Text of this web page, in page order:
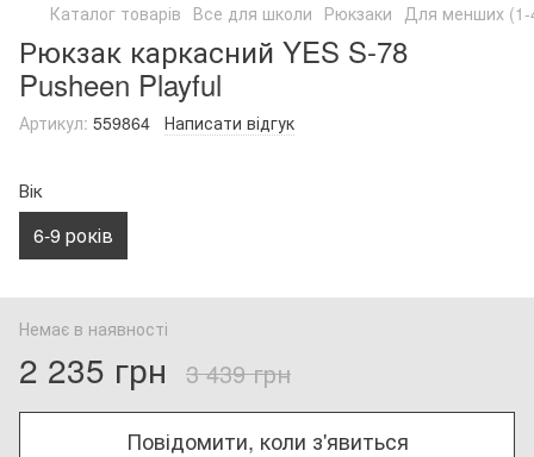
Каталог товарів Все для школи Рюкзаки Для менших (1-
Рюкзак каркасний YES S-78
Pusheen Playful
Артикул: 559864 Написати відгук
Вік
6-9 років
Немає в наявності
2 235 грн 3 439 грн
Повідомити, коли з'явиться